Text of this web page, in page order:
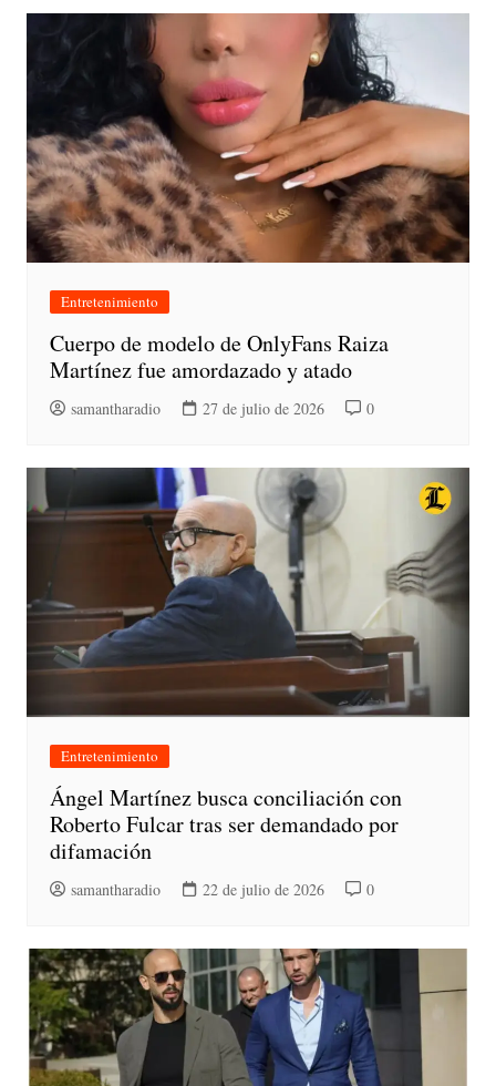
Entretenimiento
Cuerpo de modelo de OnlyFans Raiza
Martínez fue amordazado y atado
samantharadio 27 de julio de 2026 0
Entretenimiento
Ángel Martínez busca conciliación con
Roberto Fulcar tras ser demandado por
difamación
samantharadio 22 de julio de 2026 0